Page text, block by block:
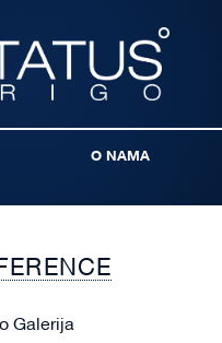
O NAMA
Galerija